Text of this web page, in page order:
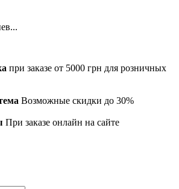
при заказе от 5000 грн для розничных
Возможные скидки до 30%
При заказе онлайн на сайте